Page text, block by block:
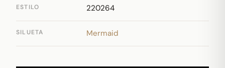
ESTILO 220264
SILUETA Mermaid